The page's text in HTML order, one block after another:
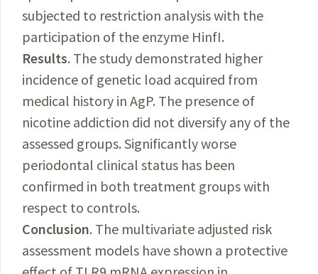
subjected to restriction analysis with the
participation of the enzyme HinfI.
Results. The study demonstrated higher
incidence of genetic load acquired from
medical history in AgP. The presence of
nicotine addiction did not diversify any of the
assessed groups. Significantly worse
periodontal clinical status has been
confirmed in both treatment groups with
respect to controls.
Conclusion. The multivariate adjusted risk
assessment models have shown a protective